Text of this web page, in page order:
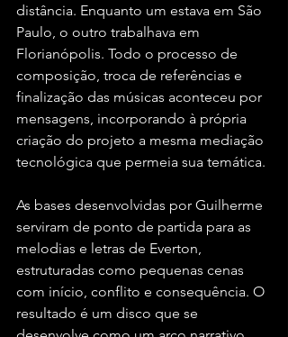
distância. Enquanto um estava em São
Paulo, o outro trabalhava em
Florianópolis. Todo o processo de
composição, troca de referências e
finalização das músicas aconteceu por
mensagens, incorporando à própria
criação do projeto a mesma mediação
tecnológica que permeia sua temática.
As bases desenvolvidas por Guilherme
serviram de ponto de partida para as
melodias e letras de Everton,
estruturadas como pequenas cenas
com início, conflito e consequência. O
resultado é um disco que se